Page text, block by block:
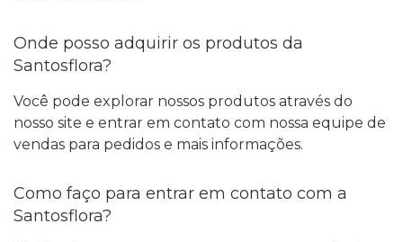
Onde posso adquirir os produtos da
Santosflora?
Você pode explorar nossos produtos através do
nosso site e entrar em contato com nossa equipe de
vendas para pedidos e mais informações.
Como faço para entrar em contato com a
Santosflora?